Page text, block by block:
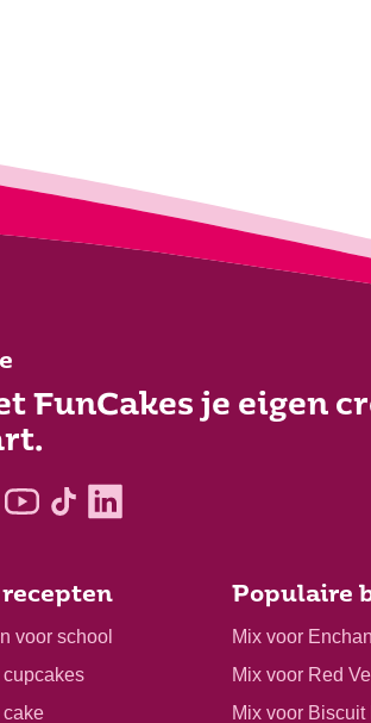
FunCakes je eigen
voor school
cupcakes
cake
Populaire
Mix voor
Mix voor Red
Mix voor Biscuit